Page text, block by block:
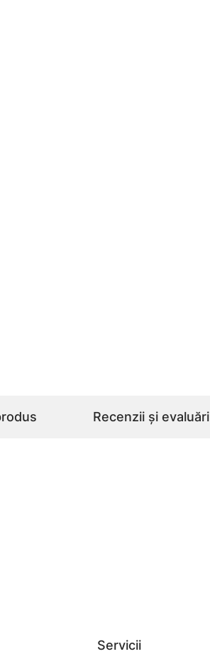
Recenzii și evaluări
Servicii